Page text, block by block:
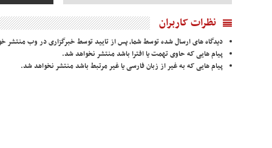
نظرات کاربران
دیدگاه های ارسال شده توسط شما، پس از تایید توسط خبرگزاری در وب منتشر
پیام هایی که حاوی تهمت یا افترا باشد منتشر نخواهد شد.
پیام هایی که به غیر از زبان فارسی یا غیر مرتبط باشد منتشر نخواهد شد.